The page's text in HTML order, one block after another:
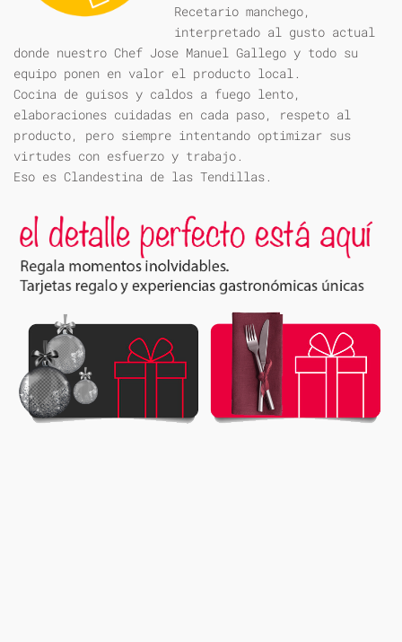
Recetario manchego,
interpretado al gusto actual
donde nuestro Chef Jose Manuel Gallego y todo su
equipo ponen en valor el producto local.
Cocina de guisos y caldos a fuego lento,
elaboraciones cuidadas en cada paso, respeto al
producto, pero siempre intentando optimizar sus
virtudes con esfuerzo y trabajo.
Eso es Clandestina de las Tendillas.